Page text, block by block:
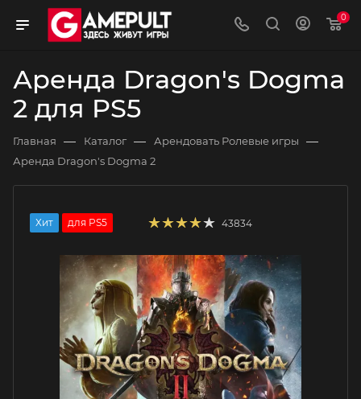
0
Аренда Dragon's Dogma
2 для PS5
Главная — Каталог — Арендовать Ролевые игры —
Аренда Dragon's Dogma 2
Хит для PS5 43834